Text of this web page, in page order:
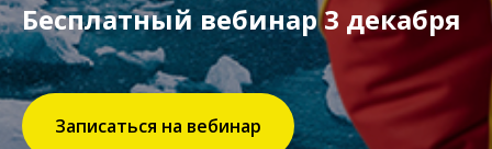
Бесплатный вебинар 3 декабря
Записаться на вебинар